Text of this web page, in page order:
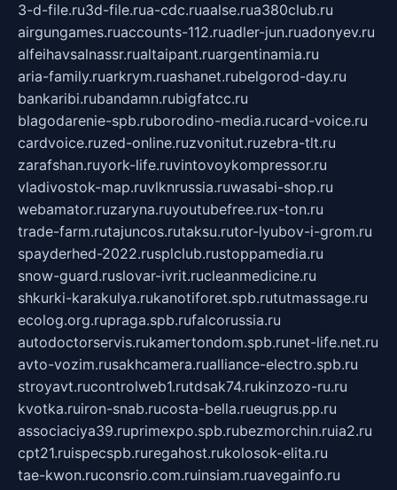
3-d-file.ru3d-file.rua-cdc.ruaalse.rua380club.ru
airgungames.ruaccounts-112.ruadler-jun.ruadonyev.ru
alfeihavsalnassr.rualtaipant.ruargentinamia.ru
aria-family.ruarkrym.ruashanet.rubelgorod-day.ru
bankaribi.rubandamn.rubigfatcc.ru
blagodarenie-spb.ruborodino-media.rucard-voice.ru
cardvoice.ruzed-online.ruzvonitut.ruzebra-tlt.ru
zarafshan.ruyork-life.ruvintovoykompressor.ru
vladivostok-map.ruvlknrussia.ruwasabi-shop.ru
webamator.ruzaryna.ruyoutubefree.rux-ton.ru
trade-farm.rutajuncos.rutaksu.rutor-lyubov-i-grom.ru
spayderhed-2022.rusplclub.rustoppamedia.ru
snow-guard.ruslovar-ivrit.rucleanmedicine.ru
shkurki-karakulya.rukanotiforet.spb.rututmassage.ru
ecolog.org.rupraga.spb.rufalcorussia.ru
autodoctorservis.rukamertondom.spb.runet-life.net.ru
avto-vozim.rusakhcamera.rualliance-electro.spb.ru
stroyavt.rucontrolweb1.rutdsak74.rukinzozo-ru.ru
kvotka.ruiron-snab.rucosta-bella.rueugrus.pp.ru
associaciya39.ruprimexpo.spb.rubezmorchin.ruia2.ru
cpt21.ruispecspb.ruregahost.rukolosok-elita.ru
tae-kwon.ruconsrio.com.ruinsiam.ruavegainfo.ru